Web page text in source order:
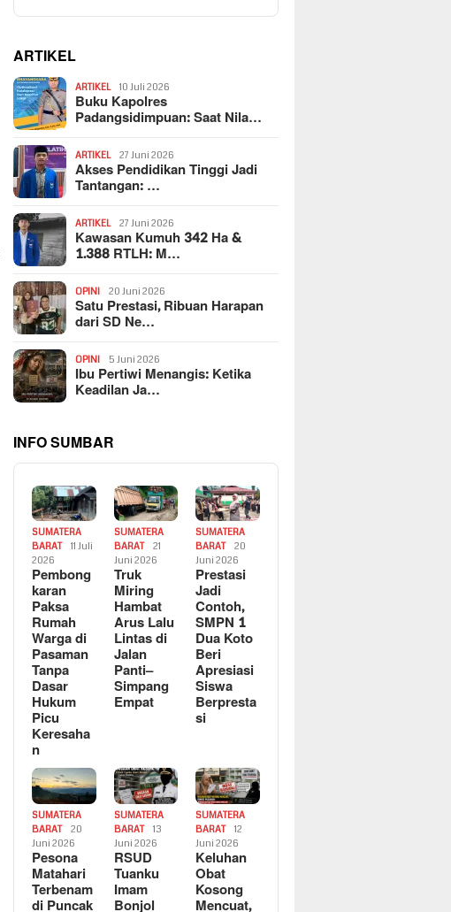
ARTIKEL
ARTIKEL 10 Juli 2026
Buku Kapolres
Padangsidimpuan: Saat Nila…
ARTIKEL 27 Juni 2026
Akses Pendidikan Tinggi Jadi
Tantangan: …
ARTIKEL 27 Juni 2026
Kawasan Kumuh 342 Ha &
1.388 RTLH: M…
OPINI 20 Juni 2026
Satu Prestasi, Ribuan Harapan
dari SD Ne…
OPINI 5 Juni 2026
Ibu Pertiwi Menangis: Ketika
Keadilan Ja…
INFO SUMBAR
SUMATERA
BARAT
11 Juli
2026
Pembong
karan
Paksa
Rumah
Warga di
Pasaman
Tanpa
Dasar
Hukum
Picu
Keresaha
n
SUMATERA
BARAT
21
Juni 2026
Truk
Miring
Hambat
Arus Lalu
Lintas di
Jalan
Panti–
Simpang
Empat
SUMATERA
BARAT
20
Juni 2026
Prestasi
Jadi
Contoh,
SMPN 1
Dua Koto
Beri
Apresiasi
Siswa
Berpresta
si
SUMATERA
BARAT
20
Juni 2026
Pesona
Matahari
Terbenam
di Puncak
SUMATERA
BARAT
13
Juni 2026
RSUD
Tuanku
Imam
Bonjol
SUMATERA
BARAT
12
Juni 2026
Keluhan
Obat
Kosong
Mencuat,